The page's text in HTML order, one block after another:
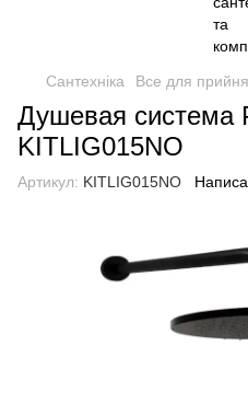
Сантехніка Все для
Душевая система
KITLIG015NO
Артикул: KITLIG015NO